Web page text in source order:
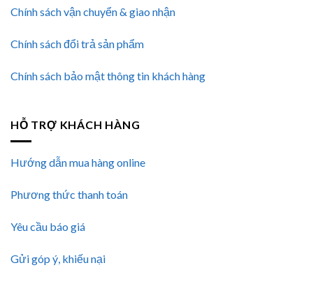
Chính sách vận chuyển & giao nhận
Chính sách đổi trả sản phẩm
Chính sách bảo mật thông tin khách hàng
HỖ TRỢ KHÁCH HÀNG
Hướng dẫn mua hàng online
Phương thức thanh toán
Yêu cầu báo giá
Gửi góp ý, khiếu nại